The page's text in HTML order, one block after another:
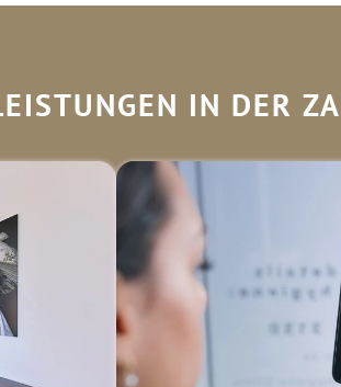
IN DER